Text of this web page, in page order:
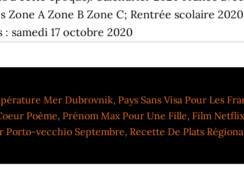
Mer Dubrovnik, Pays Sans Visa Pour Les
Poème, Prénom Max Pour Une Fille, Film
Porto-vecchio Septembre, Recette De Plats